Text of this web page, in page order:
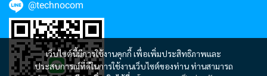
เว็บไซต์นี้มีการใช้งานคุกกี้ เพื่อเพิ่มประสิทธิภาพและ
ประสบการณ์ที่ดีในการใช้งานเว็บไซต์ของท่าน ท่านสามารถ
@technocom